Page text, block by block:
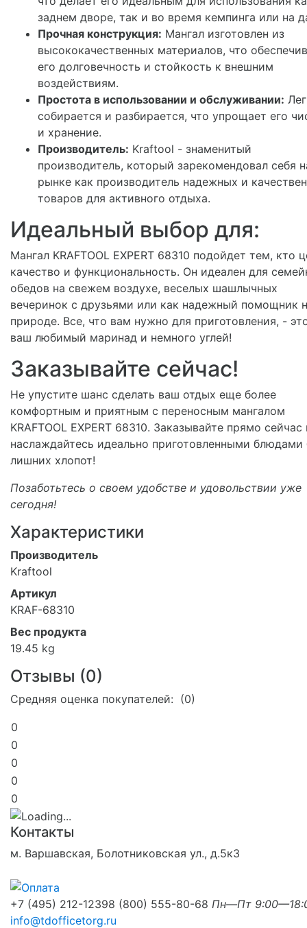
заднем дворе, так и во время кемпинга или на
Прочная конструкция: Мангал изготовлен из
высококачественных материалов, что
его долговечность и стойкость к внешним
воздействиям.
Простота в использовании и обслуживании:
собирается и разбирается, что упрощает его
и хранение.
Производитель: Kraftool - знаменитый
производитель, который зарекомендовал себя
рынке как производитель надежных и
товаров для активного отдыха.
Идеальный выбор для:
Мангал KRAFTOOL EXPERT 68310 подойдет тем, кто
качество и функциональность. Он идеален для
обедов на свежем воздухе, веселых шашлычных
вечеринок с друзьями или как надежный помощник
природе. Все, что вам нужно для приготовления, -
ваш любимый маринад и немного углей!
Заказывайте сейчас!
Не упустите шанс сделать ваш отдых еще более
комфортным и приятным с переносным мангалом
KRAFTOOL EXPERT 68310. Заказывайте прямо сейчас
наслаждайтесь идеально приготовленными блюдами
лишних хлопот!
Позаботьтесь о своем удобстве и удовольствии уже
сегодня!
Характеристики
Производитель
Kraftool
Артикул
KRAF-68310
Вес продукта
19.45 kg
Отзывы (0)
Средняя оценка покупателей: (0)
0
0
0
0
0
Контакты
м. Варшавская, Болотниковская ул., д.5к3
+7 (495) 212-12398 (800) 555-80-68 Пн—Пт
info@tdofficetorg.ru